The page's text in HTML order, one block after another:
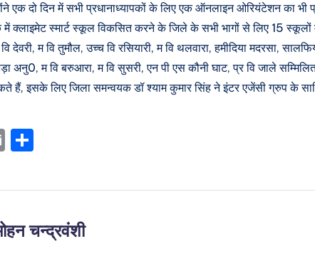
एक दो दिन में सभी प्रधानाध्यापकों के लिए एक ऑनलाइन ओरियंटेशन का भी
क्लाइमेट स्मार्ट स्कूल विकसित करने के जिले के सभी भागों से लिए 15 स्कूलों
देवरी, म वि तुमौल, उच्च वि रसियारी, म वि थलवारा, हमीदिया मदरसा,
अनु0, म वि बरुआरा, म वि सुसरी, एन पी एस कौनी घाट, प्र वि जाले
हैं, इसके लिए जिला समन्वयक डॉ श्याम कुमार सिंह ने इंटर एजेंसी ग्रुप के
E
ai ar
चन्द्रवंशी